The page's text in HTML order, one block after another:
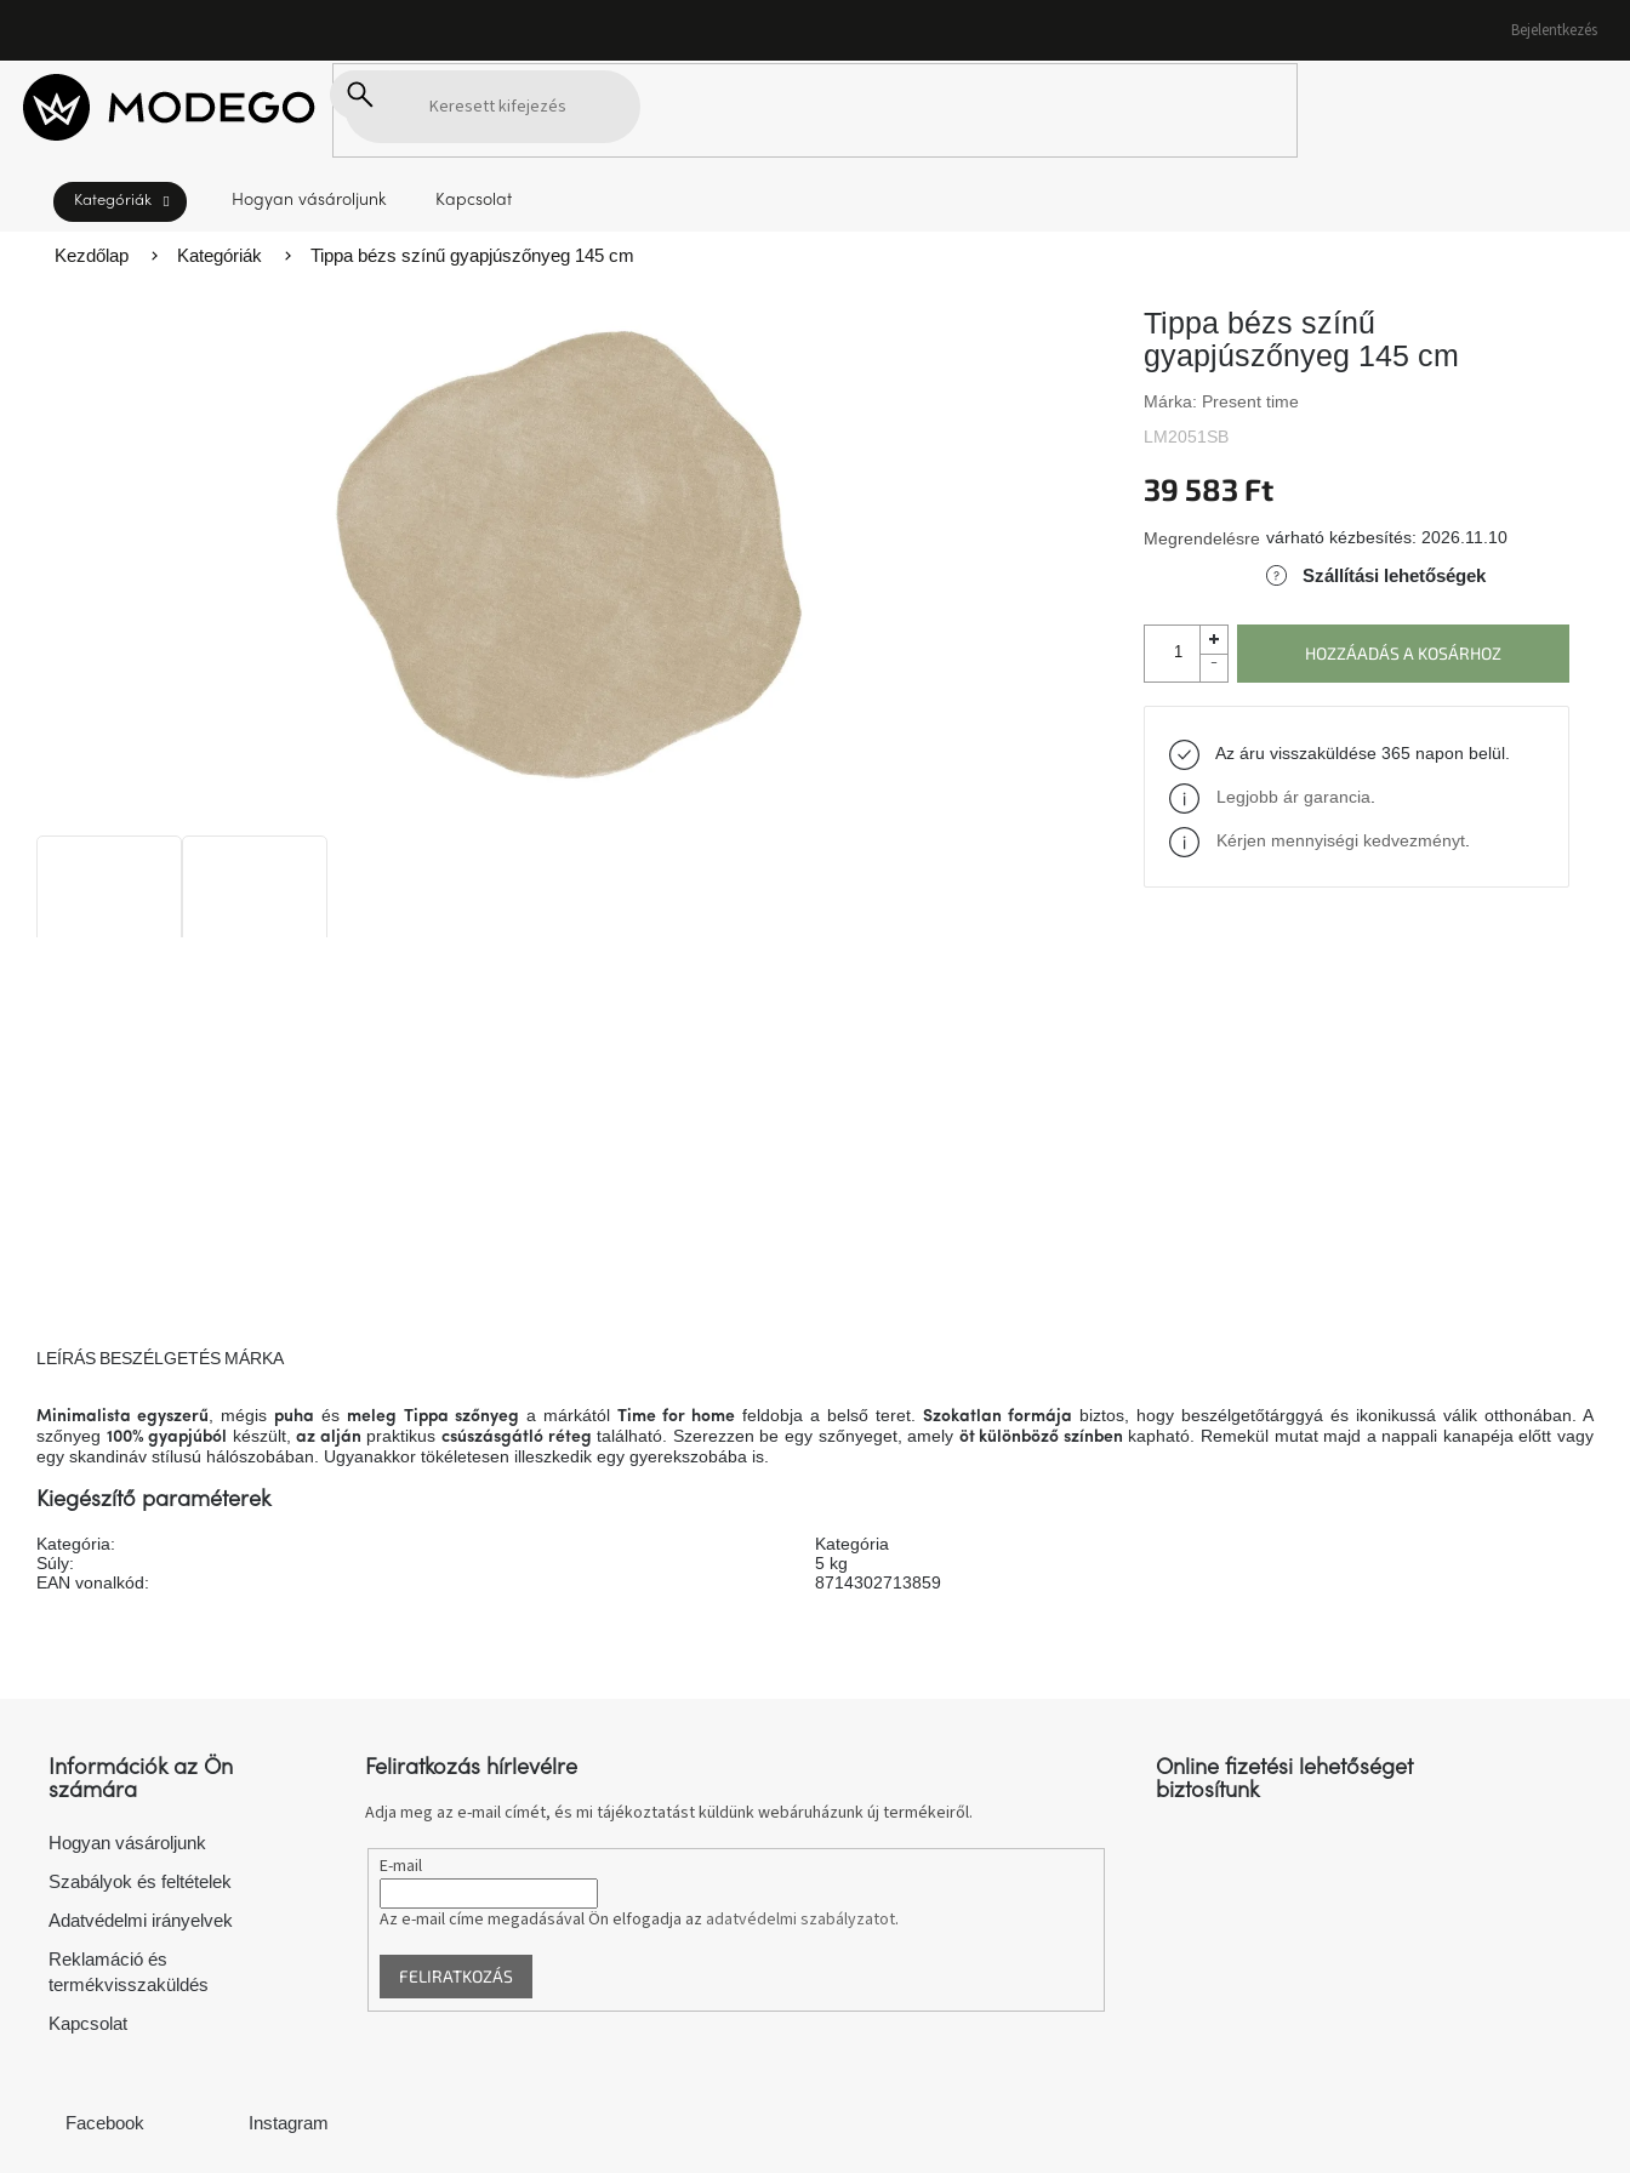
fő
tartalomhoz
Bejelentkezés
Hogyan vásároljunk Kapcsolat
Kezdőlap Kategóriák Tippa bézs színű gyapjúszőnyeg 145 cm
Tippa bézs színű
gyapjúszőnyeg 145 cm
Márka: Present time
LM2051SB
39 583 Ft
Megrendelésre várható kézbesítés: 2026.11.10
Szállítási lehetőségek
HOZZÁADÁS A KOSÁRHOZ
Az áru visszaküldése 365 napon belül.
Legjobb ár garancia
Kérjen mennyiségi kedvezményt.
LEÍRÁS BESZÉLGETÉS MÁRKA
Minimalista egyszerű , mégis puha és meleg Tippa szőnyeg a márkátólTime for home feldobja a belső teret. Szokatlan formája biztos, hogy beszélgetőtárggyá és ikonikussá válik otthonában. A
szőnyeg 100% gyapjúból készült,az alján praktikuscsúszásgátló réteg található. Szerezzen be egy szőnyeget, amely öt különböző színben kapható. Remekül mutat majd a nappali kanapéja előtt vagy
egy skandináv stílusú hálószobában. Ugyanakkor tökéletesen illeszkedik egy gyerekszobába is.
Kiegészítő paraméterek
Kategória:
Kategória
Súly:
5 kg
EAN vonalkód: 8714302713859
Információk az Ön
számára
Hogyan vásároljunk
Szabályok és feltételek
Adatvédelmi irányelvek
Reklamáció és
termékvisszaküldés
Kapcsolat
Feliratkozás hírlevélre
Adja meg az e-mail címét, és mi tájékoztatást küldünk webáruházunk új termékeiről.
E-mail
Az e-mail címe megadásával Ön elfogadja az adatvédelmi szabályzatot.
FELIRATKOZÁS
Online fizetési lehetőséget
biztosítunk
Facebook Instagram